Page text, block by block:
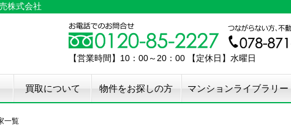
株式会社
【営業時間】10：00～20：00 【定休日】水曜日
買取について 物件をお探しの方 マンションライブラリー
一覧